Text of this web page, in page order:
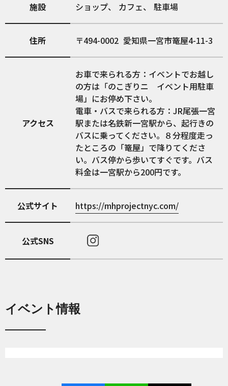
施設 ショップ カフェ 駐車場
住所 494-0002 愛知県一宮市篭屋4-11-3
アクセス
お車で来られる方：イベントでお越し
の方は「のこぎりニ イベント用駐車
場」にお停め下さい。
電車・バスで来られる方：JR尾張一宮
駅または名鉄新一宮駅から、起行きの
バスに乗ってください。８分程度走っ
たところの「篭屋」で降りてくださ
い。バス停から歩いてすぐです。バス
料金は一宮駅から200円です。
公式サイト https://mhprojectnyc.com/
公式SNS
イベント情報